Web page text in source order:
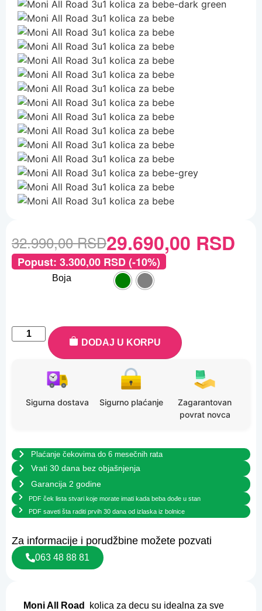
Moni All Road
kolica za decu su idealna za sve
32.990,00RSD29.690,00 RSD
Popust: 3.300,00 RSD(-10%)
Boja
DODAJ U KORPU
Sigurna dostava Sigurno plaćanje
Zagarantovan
povrat novca
Plaćanje čekovima do 6 mesečnih rata
Vrati 30 dana bez objašnjenja
Garancija 2 godine
PDF ček lista stvari koje morate imati kada beba dođe u stan
PDF saveti šta raditi prvih 30 dana od izlaska iz bolnice
Za informacije i porudžbine možete pozvati
063 48 88 81